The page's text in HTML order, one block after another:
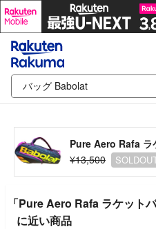
¥13,500
「Pure Aero Rafa ラケット
に近い商品